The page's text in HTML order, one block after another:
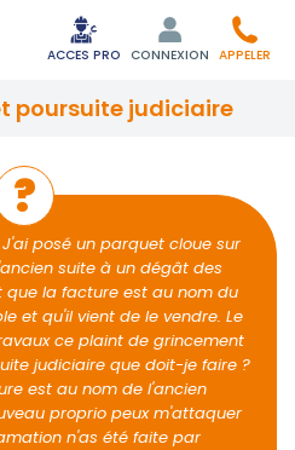
ACCES PRO CONNEXION APPELER
poursuite judiciaire
posé un parquet cloue sur
suite à un dégât des
que la facture est au nom du
et qu'il vient de le vendre. Le
ce plaint de grincement
judiciaire que doit-je faire ?
est au nom de l'ancien
proprio peux m'attaquer
n'as été faite par